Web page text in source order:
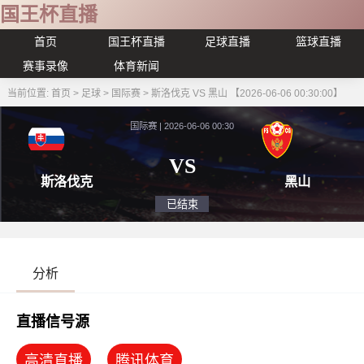
国王杯直播
首页 国王杯直播 足球直播
篮球直播
赛事录像
体育新闻
当前位置: 首页 > 足球> 国际赛> 斯洛伐克 VS 黑山 【2026-06-06 00:30:00】
斯洛伐克
国际赛 | 2026-06-06 00:30
VS
分析
直播信号源